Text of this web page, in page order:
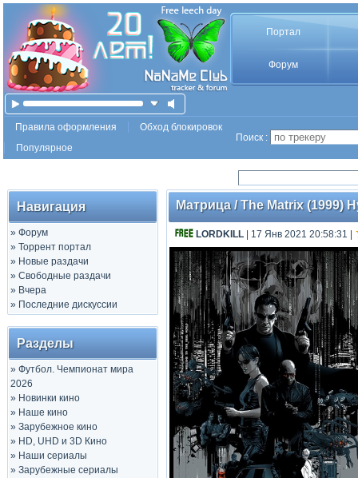
Портал
Форум
Правила оформления
Обход блокировок
Популярное
Поиск :
Навигация
» Форум
» Торрент портал
» Новые раздачи
» Свободные раздачи
» Вчера
» Последние дискуссии
Разделы
» Футбол. Чемпионат мира
2026
» Новинки кино
» Наше кино
» Зарубежное кино
» HD, UHD и 3D Кино
» Наши сериалы
» Зарубежные сериалы
Матрица / The Matrix (1999)
LORDKILL | 17 Янв 2021 20:58:31